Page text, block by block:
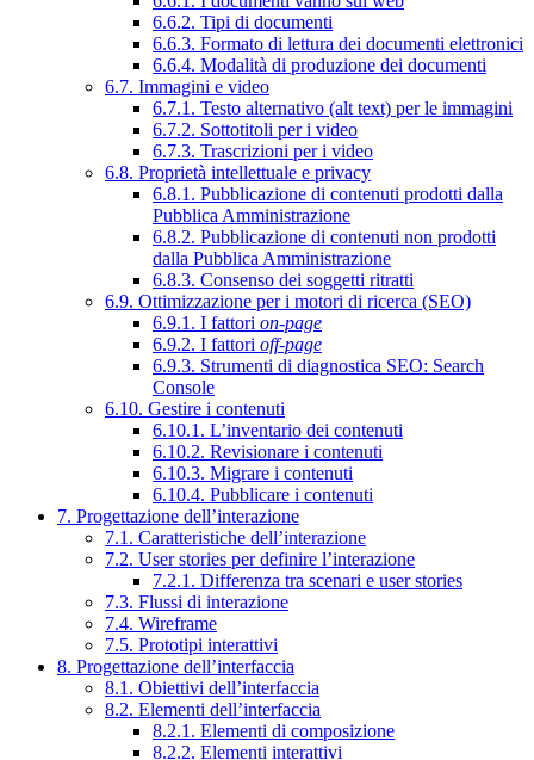
6.6.2. Tipi di documenti
6.6.3. Formato di lettura dei documenti elettronici
6.6.4. Modalità di produzione dei documenti
6.7. Immagini e video
6.7.1. Testo alternativo (alt text) per le immagini
6.7.2. Sottotitoli per i video
6.7.3. Trascrizioni per i video
6.8. Proprietà intellettuale e privacy
6.8.1. Pubblicazione di contenuti prodotti dalla
Pubblica Amministrazione
6.8.2. Pubblicazione di contenuti non prodotti
dalla Pubblica Amministrazione
6.8.3. Consenso dei soggetti ritratti
6.9. Ottimizzazione per i motori di ricerca (SEO)
6.9.1. I fattori on-page
6.9.2. I fattori off-page
6.9.3. Strumenti di diagnostica SEO: Search
Console
6.10. Gestire i contenuti
6.10.1. L’inventario dei contenuti
6.10.2. Revisionare i contenuti
6.10.3. Migrare i contenuti
6.10.4. Pubblicare i contenuti
7. Progettazione dell’interazione
7.1. Caratteristiche dell’interazione
7.2. User stories per definire l’interazione
7.2.1. Differenza tra scenari e user stories
7.3. Flussi di interazione
7.4. Wireframe
7.5. Prototipi interattivi
8. Progettazione dell’interfaccia
8.1. Obiettivi dell’interfaccia
8.2. Elementi dell’interfaccia
8.2.1. Elementi di composizione
8.2.2. Elementi interattivi